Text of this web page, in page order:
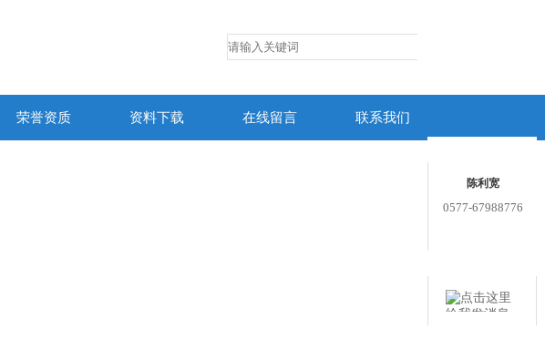
荣誉资质 资料下载 在线留言 联系我们
陈利宽
0577-67988776